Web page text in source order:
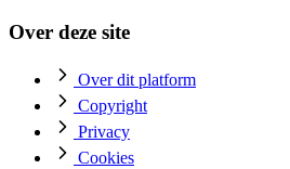
Over deze site
Over dit platform
Copyright
Privacy
Cookies